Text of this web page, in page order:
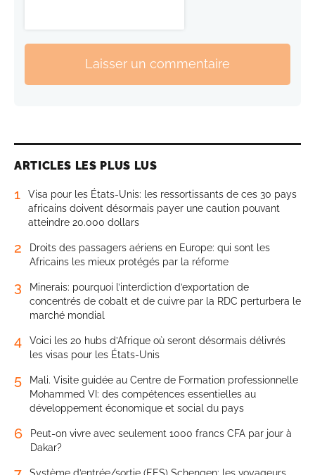
Laisser un commentaire
ARTICLES LES PLUS LUS
1
Visa pour les États-Unis: les ressortissants de ces 30 pays
africains doivent désormais payer une caution pouvant
atteindre 20.000 dollars
2
Droits des passagers aériens en Europe: qui sont les
Africains les mieux protégés par la réforme
3
Minerais: pourquoi l’interdiction d’exportation de
concentrés de cobalt et de cuivre par la RDC perturbera le
marché mondial
4
Voici les 20 hubs d’Afrique où seront désormais délivrés
les visas pour les États-Unis
5
Mali. Visite guidée au Centre de Formation professionnelle
Mohammed VI: des compétences essentielles au
développement économique et social du pays
6
Peut-on vivre avec seulement 1000 francs CFA par jour à
Dakar?
Système d’entrée/sortie (EES) Schengen: les voyageurs